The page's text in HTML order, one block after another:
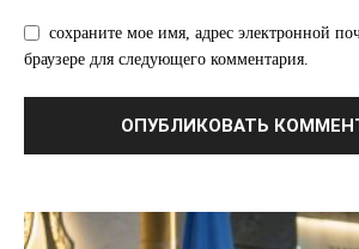
сохраните мое имя, адрес электронной
браузере для следующего комментария.